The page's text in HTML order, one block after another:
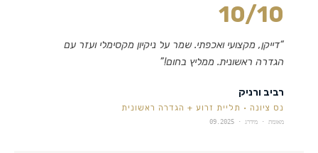
10/10
“דייקן, מקצועי ואכפתי. שמר על ניקיון מקסימלי ועזר עם
הגדרה ראשונית. ממליץ בחום!”
רביב ורניק
נס ציונה · תליית זרוע + הגדרה ראשונית
מאומת · מידרג · 09.2025